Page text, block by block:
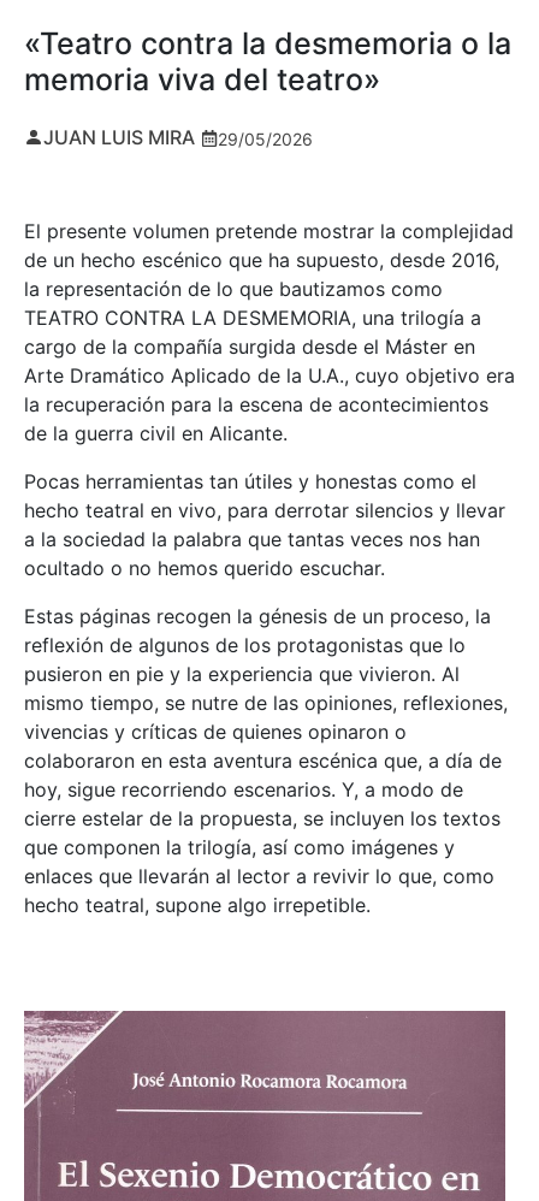
«Teatro contra la desmemoria o la
memoria viva del teatro»
JUAN LUIS MIRA 29/05/2026
El presente volumen pretende mostrar la complejidad
de un hecho escénico que ha supuesto, desde 2016,
la representación de lo que bautizamos como
TEATRO CONTRA LA DESMEMORIA, una trilogía a
cargo de la compañía surgida desde el Máster en
Arte Dramático Aplicado de la U.A., cuyo objetivo era
la recuperación para la escena de acontecimientos
de la guerra civil en Alicante.
Pocas herramientas tan útiles y honestas como el
hecho teatral en vivo, para derrotar silencios y llevar
a la sociedad la palabra que tantas veces nos han
ocultado o no hemos querido escuchar.
Estas páginas recogen la génesis de un proceso, la
reflexión de algunos de los protagonistas que lo
pusieron en pie y la experiencia que vivieron. Al
mismo tiempo, se nutre de las opiniones, reflexiones,
vivencias y críticas de quienes opinaron o
colaboraron en esta aventura escénica que, a día de
hoy, sigue recorriendo escenarios. Y, a modo de
cierre estelar de la propuesta, se incluyen los textos
que componen la trilogía, así como imágenes y
enlaces que llevarán al lector a revivir lo que, como
hecho teatral, supone algo irrepetible.